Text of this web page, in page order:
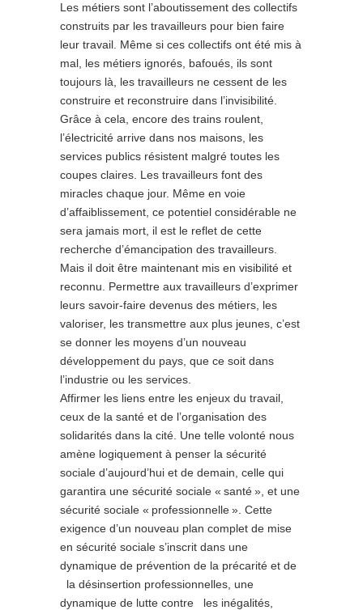
Les métiers sont l’aboutissement des collectifs
construits par les travailleurs pour bien faire
leur travail. Même si ces collectifs ont été mis à
mal, les métiers ignorés, bafoués, ils sont
toujours là, les travailleurs ne cessent de les
construire et reconstruire dans l’invisibilité.
Grâce à cela, encore des trains roulent,
l’électricité arrive dans nos maisons, les
services publics résistent malgré toutes les
coupes claires. Les travailleurs font des
miracles chaque jour. Même en voie
d’affaiblissement, ce potentiel considérable ne
sera jamais mort, il est le reflet de cette
recherche d’émancipation des travailleurs.
Mais il doit être maintenant mis en visibilité et
reconnu. Permettre aux travailleurs d’exprimer
leurs savoir-faire devenus des métiers, les
valoriser, les transmettre aux plus jeunes, c’est
se donner les moyens d’un nouveau
développement du pays, que ce soit dans
l’industrie ou les services.
Affirmer les liens entre les enjeux du travail,
ceux de la santé et de l’organisation des
solidarités dans la cité. Une telle volonté nous
amène logiquement à penser la sécurité
sociale d’aujourd’hui et de demain, celle qui
garantira une sécurité sociale « santé », et une
sécurité sociale « professionnelle ». Cette
exigence d’un nouveau plan complet de mise
en sécurité sociale s’inscrit dans une
dynamique de prévention de la précarité et de
la désinsertion professionnelles, une
dynamique de lutte contre les inégalités,